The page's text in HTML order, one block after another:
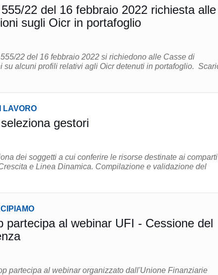
22 del 16 febbraio 2022 richiesta alle
sugli Oicr in portafoglio
22 del 16 febbraio 2022 si richiedono alle Casse di
alcuni profili relativi agli Oicr detenuti in portafoglio. Scarica i
LAVORO
gestori
dei soggetti a cui conferire le risorse destinate ai comparti
Compilazione e validazione del
partecipa al webinar UFI - Cessione del
partecipa al webinar organizzato dall'Unione Finanziarie